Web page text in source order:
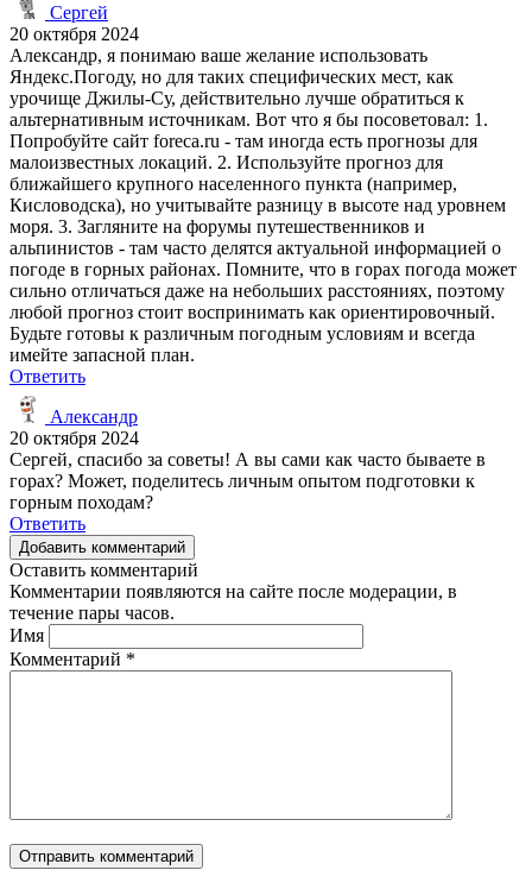
Сергей
20 октября 2024
Александр, я понимаю ваше желание использовать
Яндекс.Погоду, но для таких специфических мест, как
урочище Джилы-Су, действительно лучше обратиться к
альтернативным источникам. Вот что я бы посоветовал: 1.
Попробуйте сайт foreca.ru - там иногда есть прогнозы для
малоизвестных локаций. 2. Используйте прогноз для
ближайшего крупного населенного пункта (например,
Кисловодска), но учитывайте разницу в высоте над уровнем
моря. 3. Загляните на форумы путешественников и
альпинистов - там часто делятся актуальной информацией о
погоде в горных районах. Помните, что в горах погода может
сильно отличаться даже на небольших расстояниях, поэтому
любой прогноз стоит воспринимать как ориентировочный.
Будьте готовы к различным погодным условиям и всегда
имейте запасной план.
Ответить
Александр
20 октября 2024
Сергей, спасибо за советы! А вы сами как часто бываете в
горах? Может, поделитесь личным опытом подготовки к
горным походам?
Ответить
Добавить комментарий
Оставить комментарий
Комментарии появляются на сайте после модерации, в
течение пары часов.
Имя
Комментарий *